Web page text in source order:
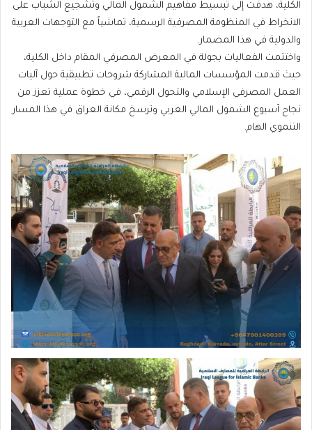
الكلية، هدفت إلى تبسيط مفاهيم الشمول المالي وتشجيع الشباب على
الانخراط في المنظومة المصرفية الرسمية، تماشياً مع التوجهات العربية
والدولية في هذا المضمار.
واختتمت الفعاليات بجولة في المعرض المصرفي المقام داخل الكلية،
حيث قدمت المؤسسات المالية المشاركة شروحات تطبيقية حول آليات
العمل المصرفي الإسلامي والتحول الرقمي، في خطوة عملية تعزز من
نجاح أسبوع الشمول المالي العربي وترسخ مكانة العراق في هذا المسار
التنموي الهام.